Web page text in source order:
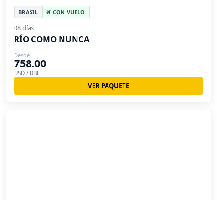
BRASIL CON VUELO
08 días
RÍO COMO NUNCA
Desde
758.00
USD / DBL
VER PAQUETE